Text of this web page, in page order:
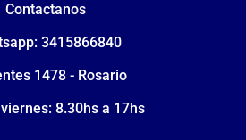
Contactanos
3415866840
1478 - Rosario
8.30hs a 17hs